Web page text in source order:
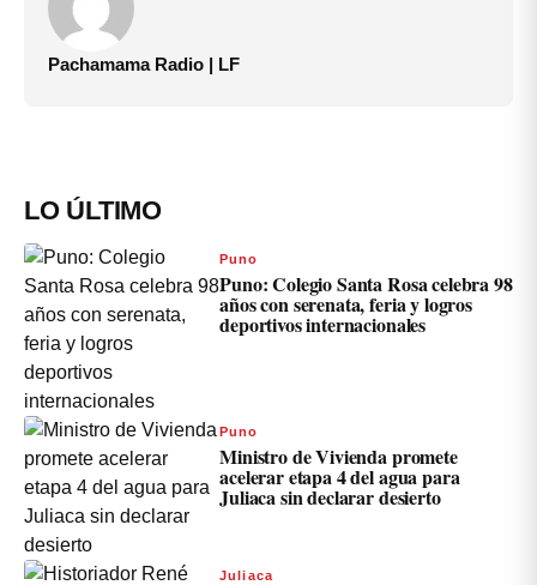
Pachamama Radio | LF
LO ÚLTIMO
Puno
Puno: Colegio Santa Rosa celebra 98
años con serenata, feria y logros
deportivos internacionales
Puno
Ministro de Vivienda promete
acelerar etapa 4 del agua para
Juliaca sin declarar desierto
Juliaca